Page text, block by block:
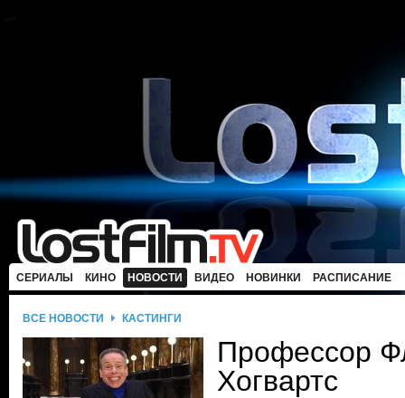
СЕРИАЛЫ КИНО НОВОСТИ ВИДЕО НОВИНКИ РАСПИСАНИЕ
ВСЕ НОВОСТИ КАСТИНГИ
Профессор
Хогвартс